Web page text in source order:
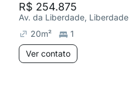
R$ 254.875
Av. da Liberdade, Liberdade
20m²
1
Ver contato